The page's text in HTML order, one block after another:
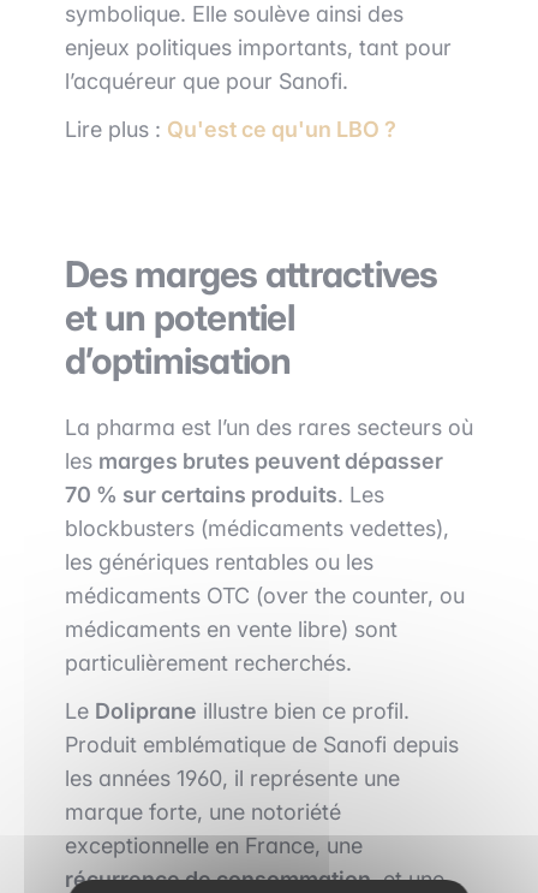
symbolique. Elle soulève ainsi des
enjeux politiques importants, tant pour
l’acquéreur que pour Sanofi.
Lire plus : Qu'est ce qu'un LBO ?
Des marges attractives
et un potentiel
d’optimisation
La pharma est l’un des rares secteurs où
les marges brutes peuvent dépasser
70 % sur certains produits. Les
blockbusters (médicaments vedettes),
les génériques rentables ou les
médicaments OTC (over the counter, ou
médicaments en vente libre) sont
particulièrement recherchés.
Le Doliprane illustre bien ce profil.
Produit emblématique de Sanofi depuis
les années 1960, il représente une
marque forte, une notoriété
exceptionnelle en France, une
récurrence de consommation, et une